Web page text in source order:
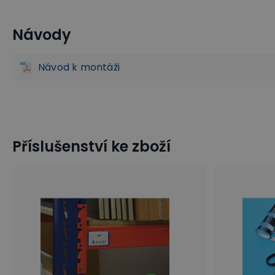
Rozšíření policových regálů FIX a CLIP
Návody
Návod k montáži
Příslušenství ke zboží